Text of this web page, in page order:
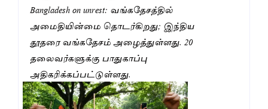
Bangladesh on unrest: வங்கதேசத்தில்
அமைதியின்மை தொடர்கிறது; இந்திய
தூதரை வங்கதேசம் அழைத்துள்ளது. 20
தலைவர்களுக்கு பாதுகாப்பு
அதிகரிக்கப்பட்டுள்ளது.